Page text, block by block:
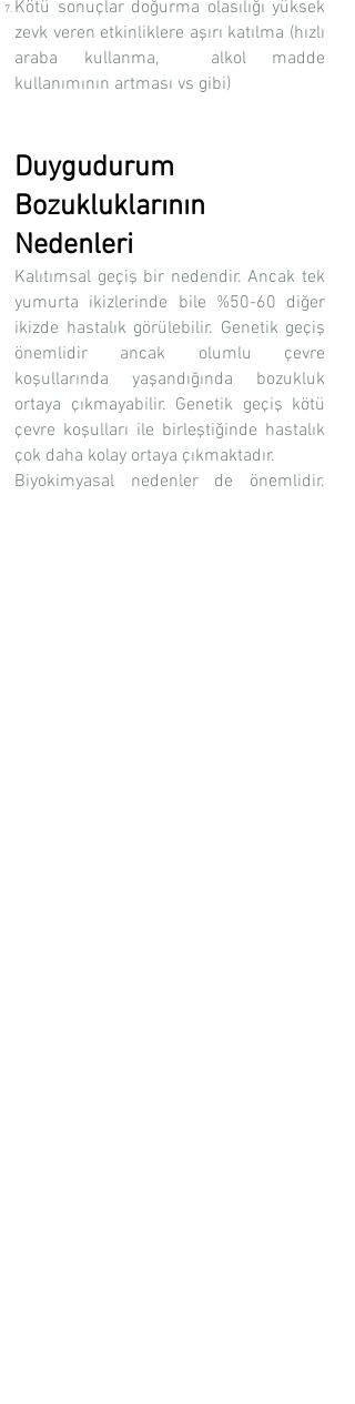
Kötü sonuçlar doğurma olasılığı yüksek
zevk veren etkinliklere aşırı katılma (hızlı
araba kullanma, alkol madde
kullanımının artması vs gibi)
Duygudurum
Bozukluklarının
Nedenleri
Kalıtımsal geçiş bir nedendir. Ancak tek
yumurta ikizlerinde bile %50-60 diğer
ikizde hastalık görülebilir. Genetik geçiş
önemlidir ancak olumlu çevre
koşullarında yaşandığında bozukluk
ortaya çıkmayabilir. Genetik geçiş kötü
çevre koşulları ile birleştiğinde hastalık
çok daha kolay ortaya çıkmaktadır.
Biyokimyasal nedenler de önemlidir.